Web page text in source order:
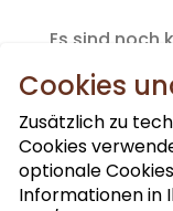
Es sind noch
Cookies
Zusätzlich zu
Cookies
optionale
Informationen in